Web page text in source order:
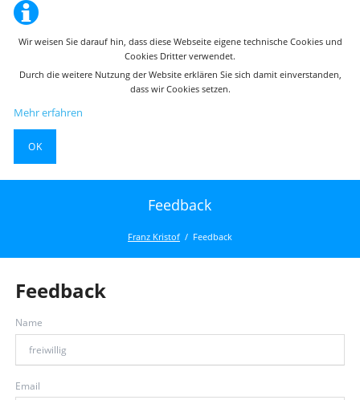
Wir weisen Sie darauf hin, dass diese Webseite eigene technische Cookies und
Cookies Dritter verwendet.
Durch die weitere Nutzung der Website erklären Sie sich damit einverstanden,
dass wir Cookies setzen.
Mehr erfahren
OK
Feedback
Franz Kristof Feedback
Feedback
Name
Email